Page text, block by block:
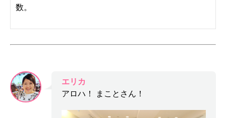
数。
エリカ
アロハ！ まことさん！